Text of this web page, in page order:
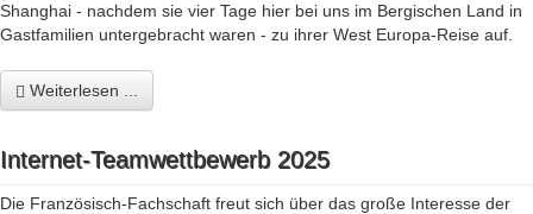
Shanghai - nachdem sie vier Tage hier bei uns im Bergischen Land in
Gastfamilien untergebracht waren - zu ihrer West Europa-Reise auf.
Weiterlesen ...
Internet-Teamwettbewerb 2025
Die Französisch-Fachschaft freut sich über das große Interesse der